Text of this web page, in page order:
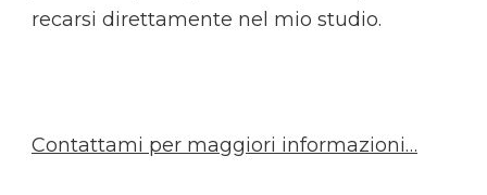
recarsi direttamente nel mio studio.
Contattami per maggiori informazioni…